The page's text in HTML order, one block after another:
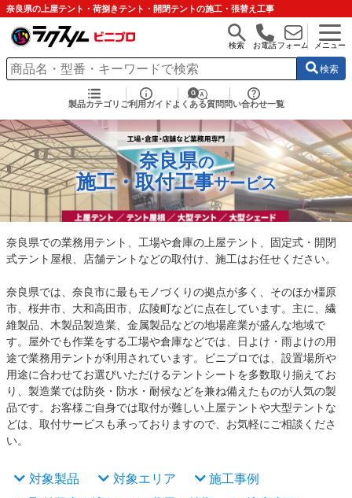
奈良県の上屋テント・荷捌きテント・開閉テントの施工・張替え工事
検索 お電話フォーム メニュー
検索
製品カテゴリ ご利用ガイド よくある質問 問い合わせ一覧
奈良県の
施工・取付工事サービス
奈良県での業務用テント、工場や倉庫の上屋テント、固定式・開閉
式テント屋根、店舗テントなどの取付け、施工はお任せください。
奈良県では、奈良市に最もモノづくりの拠点が多く、そのほか橿原
市、桜井市、大和高田市、広陵町などに点在しています。主に、繊
維製品、木製品製造業、金属製品などの地場産業が盛んな地域で
す。屋外でも作業をする工場や倉庫などでは、日よけ・雨よけの用
途で業務用テントが利用されています。ビニプロでは、設置場所や
用途に合わせてお選びいただけるテントシートを多数取り揃えてお
り、製造業では防炎・防水・耐候などを兼ね備えたものが人気の製
品です。お客様ご自身では取付が難しい上屋テントや大型テントな
どは、取付サービスも承っておりますので、お気軽にご相談くださ
い。
対象製品 対象エリア
施工事例